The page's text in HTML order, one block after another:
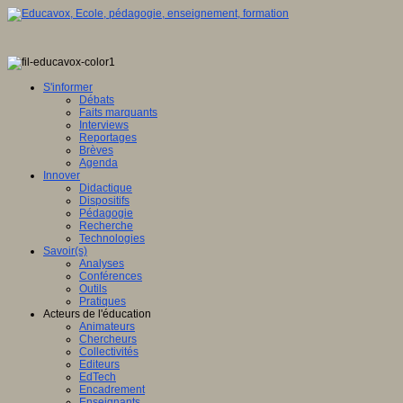
S'informer
Débats
Faits marquants
Interviews
Reportages
Brèves
Agenda
Innover
Didactique
Dispositifs
Pédagogie
Recherche
Technologies
Savoir(s)
Analyses
Conférences
Outils
Pratiques
Acteurs de l'éducation
Animateurs
Chercheurs
Collectivités
Editeurs
EdTech
Encadrement